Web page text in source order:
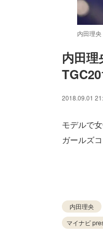
内田理
内田
2018.09.01
モデルで
ガールズ
内田理央
マイナビ